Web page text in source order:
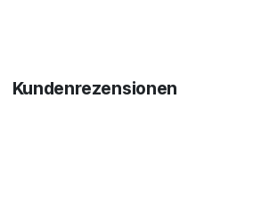
Kundenrezensionen